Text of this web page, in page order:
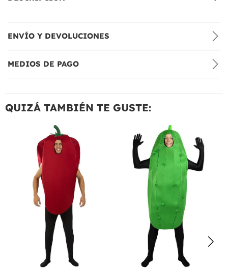
ENVÍO Y DEVOLUCIONES
MEDIOS DE PAGO
QUIZÁ TAMBIÉN TE GUSTE: